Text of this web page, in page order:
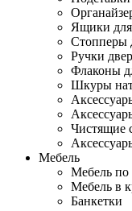
Ящики
Стопперы
Ручки
Флаконы
Шкуры
Чистящие
Мебель
Мебель по
Мебель в
Банкетки